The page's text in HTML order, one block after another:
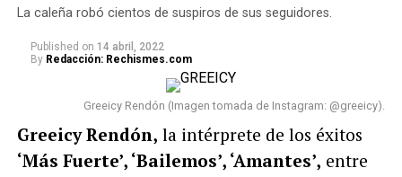
La caleña robó cientos de suspiros de sus seguidores.
Published on 14 abril, 2022
By Redacción: Rechismes.com
Greeicy Rendón (Imagen tomada de Instagram: @greeicy).
Greeicy Rendón, la intérprete de los éxitos
‘Más Fuerte’, ‘Bailemos’, ‘Amantes’, entre